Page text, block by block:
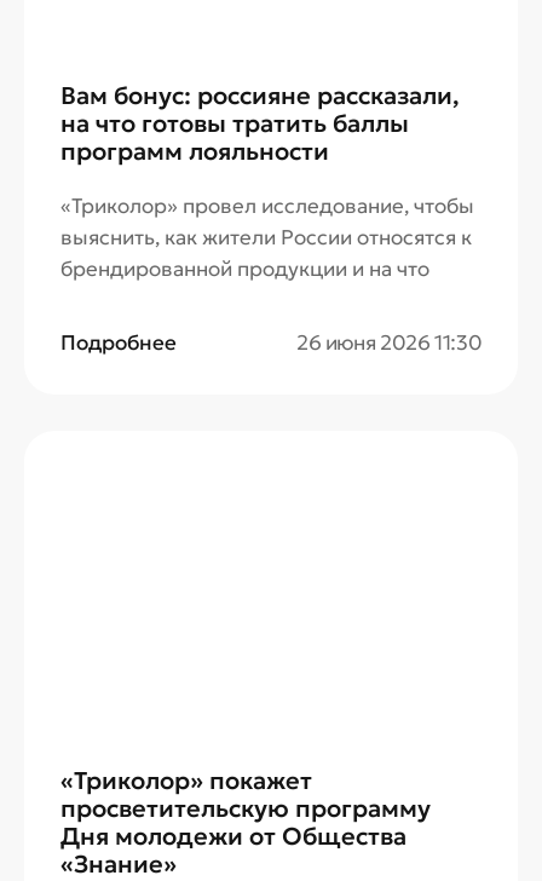
Вам бонус: россияне рассказали,
на что готовы тратить баллы
программ лояльности
«Триколор» провел исследование, чтобы
выяснить, как жители России относятся к
брендированной продукции и на что
программ лояльности.
Подробнее 26 июня 2026 11:30
«Триколор» покажет
просветительскую программу
Дня молодежи от Общества
«Знание»